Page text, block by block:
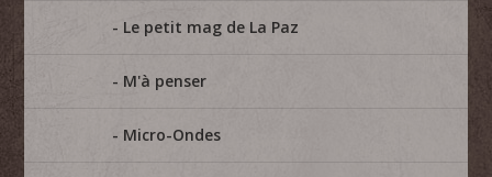
Le petit mag de La Paz
M'à penser
Micro-Ondes